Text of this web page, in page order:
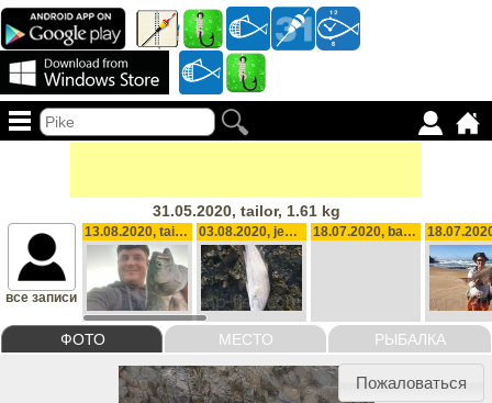
31.05.2020, tailor, 1.61 kg
ФОТО МЕСТО РЫБАЛКА
все записи
13.08.2020, tailor , 2.16 kg 03.08.2020, jewfish, 5.5 kg 18.07.2020, bag for weekend 20, biggest 0.880g, 11.48 kg
Пожаловаться